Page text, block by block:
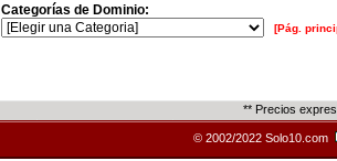
Categorías de Dominio:
[Pág.
** Precios
© 2002/2022 Solo10.com